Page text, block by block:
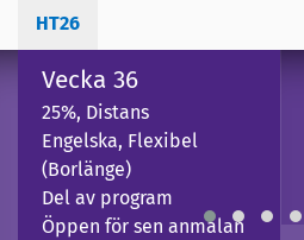
HT26
Vecka 36
25%, Distans
Engelska, Flexibel
(Borlänge)
Del av program
Öppen för sen anmälan